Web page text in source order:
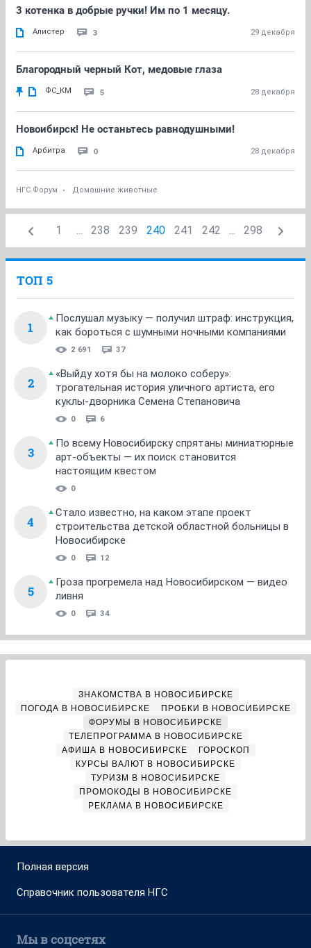
3 котенка в добрые ручки! Им по 1 месяцу.
Алистер 3 29 декабря
Благородный черный Кот, медовые глаза
ФС_КМ 5 28 декабря
Новоибирск! Не останьтесь равнодушными!
Арбитра 0 28 декабря
НГС.Форум Домашние животные
1 ... 238 239 240 241 242 ... 298
ТОП 5
1
Послушал музыку — получил штраф: инструкция,
как бороться с шумными ночными компаниями
2 691 37
2
«Выйду хотя бы на молоко соберу»:
трогательная история уличного артиста, его
куклы-дворника Семена Степановича
0 6
3
По всему Новосибирску спрятаны миниатюрные
арт-объекты — их поиск становится
настоящим квестом
0
4
Стало известно, на каком этапе проект
строительства детской областной больницы в
Новосибирске
0 12
5
Гроза прогремела над Новосибирском — видео
ливня
0 34
ЗНАКОМСТВА В НОВОСИБИРСКЕ
ПОГОДА В НОВОСИБИРСКЕ
ПРОБКИ В НОВОСИБИРСКЕ
ФОРУМЫ В НОВОСИБИРСКЕ
ТЕЛЕПРОГРАММА В НОВОСИБИРСКЕ
АФИША В НОВОСИБИРСКЕ
ГОРОСКОП
КУРСЫ ВАЛЮТ В НОВОСИБИРСКЕ
ТУРИЗМ В НОВОСИБИРСКЕ
ПРОМОКОДЫ В НОВОСИБИРСКЕ
РЕКЛАМА В НОВОСИБИРСКЕ
Полная версия
Справочник пользователя НГС
Мы в соцсетях